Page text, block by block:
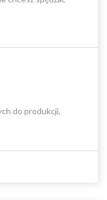
do produkcji,